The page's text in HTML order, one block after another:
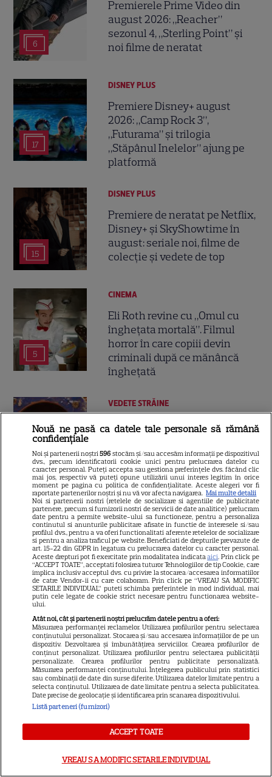
6
Premierele Prime Video din
august 2026: „Reacher”
sezonul 4, „Sterling Point” și
noi filme de neratat
17
DISNEY PLUS
Premiere Disney+ august
2026: „Camp Rock 3”,
„Futurama” și trilogia
„Stăpânul Inelelor” ajung pe
platformă
15
DISNEY PLUS
Premiere de neratat pe Netflix,
Disney+ și SkyShowtime în
august: seriale noi, filme de
colecție și vedete de top
5
CINEMA
Eli Roth revine cu „Omul cu
înghețata mortală”. Filmul
horror în care copiii devin
criminali după ce mănâncă
înghețată
11
VEDETE STRĂINE
„Povestea peștelui posac”,
aventura animată inspirată
dintr-un bestseller The New
York Times, ajunge în
cinematografe pe 7 august
16
NETFLIX
Noutăți Netflix în august 2026:
Robert De Niro, „Nosferatu” și
noile sezoane din „Outer
Banks” și „Un veac de
singurătate”
14
VEDETE STRĂINE
Sean Astin din „Stăpânul
Inelelor” a fost nevoit să își
vândă casa din cauza
salariului mic: Câți bani a
primit de fapt
VEDETE STRĂINE
regizorului premiat cu Oscar
Nouă ne pasă ca datele tale personale să rămână
confidențiale
Noi și partenerii noștri596 stocăm și/sau accesăm informații pe dispozitivul
dvs., precum identificatorii cookie unici pentru prelucrarea datelor cu
caracter personal. Puteți accepta sau gestiona preferințele dvs. făcând clic
mai jos, respectiv vă puteți opune utilizării unui interes legitim în orice
moment pe pagina cu politica de confidențialitate. Aceste alegeri vor fi
raportate partenerilor noștri și nu vă vor afecta navigarea. Mai multe detalii
Noi si partenerii nostri (retelele de socializare si agentiile de publicitate
partenere, precum si furnizorii nostri de servicii de date analitice) prelucram
date pentru a permite website-ului sa functioneze, pentru a personaliza
continutul si anunturile publicitare afisate in functie de interesele si/sau
profilul dvs., pentru a va oferi functionalitati aferente retelelor de socializare
si pentru a analiza traficul pe website. Beneficiati de drepturile prevazute de
art. 15-22 din GDPR in legatura cu prelucrarea datelor cu caracter personal.
Aceste drepturi pot fi exercitate prin modalitatea indicataaici. Prin click pe
“ACCEPT TOATE”, acceptati folosirea tuturor Tehnologiilor de tip Cookie, care
implica inclusiv acceptul dvs. cu privire la stocarea/accesarea informatiilor
de catre Vendor-ii cu care colaboram. Prin click pe “VREAU SA MODIFIC
SETARILE INDIVIDUAL” puteti schimba preferintele in mod individual, mai
putin cele legate de cookie strict necesare pentru functionarea website-
ului.
Atât noi, cât și partenerii noștri prelucrăm datele pentru a oferi:
Măsurarea performanței reclamelor. Utilizarea profilurilor pentru selectarea
conținutului personalizat. Stocarea și/sau accesarea informațiilor de pe un
dispozitiv. Dezvoltarea și îmbunătățirea serviciilor. Crearea profilurilor de
conținut personalizat. Utilizarea profilurilor pentru selectarea publicității
personalizate. Crearea profilurilor pentru publicitate personalizată.
Măsurarea performanței conținutului. Înțelegerea publicului prin statistici
sau combinații de date din surse diferite. Utilizarea datelor limitate pentru a
selecta conținutul. Utilizarea de date limitate pentru a selecta publicitatea.
Date precise de geolocație și identificarea prin scanarea dispozitivului.
Listă parteneri (furnizori)
ACCEPT TOATE
VREAU SA MODIFIC SETARILE INDIVIDUAL